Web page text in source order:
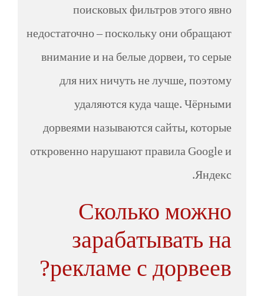
поисковых фильтров этого явно
недостаточно – поскольку они обращают
внимание и на белые дорвеи, то серые
для них ничуть не лучше, поэтому
удаляются куда чаще. Чёрными
дорвеями называются сайты, которые
откровенно нарушают правила Google и
Яндекс.
Сколько можно
зарабатывать на
рекламе с дорвеев?